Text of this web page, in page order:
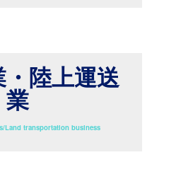
陸上運送
業
Land transportation business